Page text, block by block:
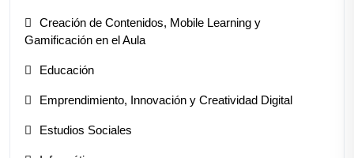
Creación de Contenidos, Mobile Learning y
Gamificación en el Aula
Educación
Emprendimiento, Innovación y Creatividad Digital
Estudios Sociales